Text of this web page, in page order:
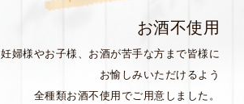
お酒不使用
妊婦様やお子様、お酒が苦手な方まで皆様に
お愉しみいただけるよう
全種類お酒不使用でご用意しました。